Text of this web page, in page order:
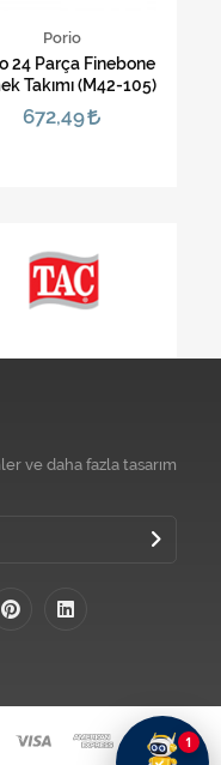
1
Porio
24 Parça Finebone
Takımı (M42-105)
672,49
ve daha fazla tasarım